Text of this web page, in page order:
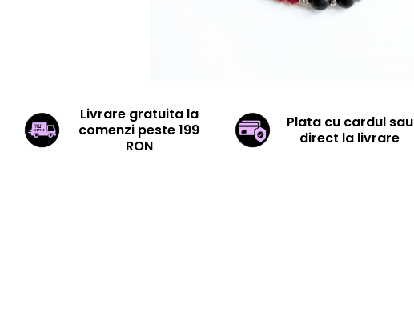
Livrare gratuita la
comenzi peste 199
RON
Plata cu cardul sau
direct la livrare